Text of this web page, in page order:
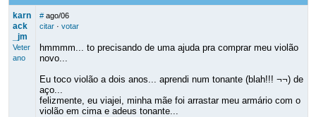
karn
ack
_jm
Veter
ano
# ago/06
citar· votar
hmmmm... to precisando de uma ajuda pra comprar meu violão
novo...
Eu toco violão a dois anos... aprendi num tonante (blah!!! ¬¬) de
aço...
felizmente, eu viajei, minha mãe foi arrastar meu armário com o
violão em cima e adeus tonante...